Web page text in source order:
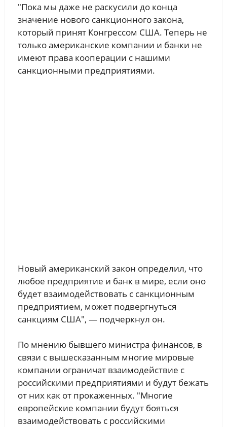
"Пока мы даже не раскусили до конца
значение нового санкционного закона,
который принят Конгрессом США. Теперь не
только американские компании и банки не
имеют права кооперации с нашими
санкционными предприятиями.
Новый американский закон определил, что
любое предприятие и банк в мире, если оно
будет взаимодействовать с санкционным
предприятием, может подвергнуться
санкциям США", — подчеркнул он.
По мнению бывшего министра финансов, в
связи с вышесказанным многие мировые
компании ограничат взаимодействие с
российскими предприятиями и будут бежать
от них как от прокаженных. "Многие
европейские компании будут бояться
взаимодействовать с российскими